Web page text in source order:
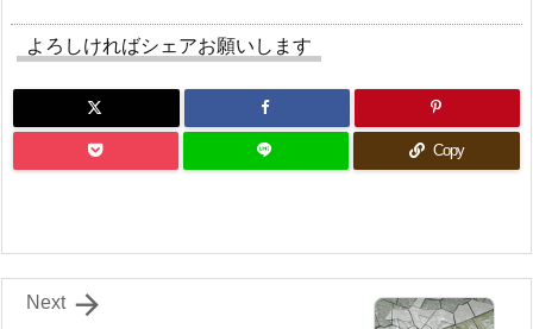
よろしければシェアお願いします
Copy

Next